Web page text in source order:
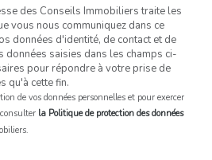
des Conseils Immobiliers traite les
vous nous communiquez dans ce
données d'identité, de contact et de
données saisies dans les champs ci-
pour répondre à votre prise de
qu'à cette fin.
de vos données personnelles et pour exercer
la Politique de protection des données